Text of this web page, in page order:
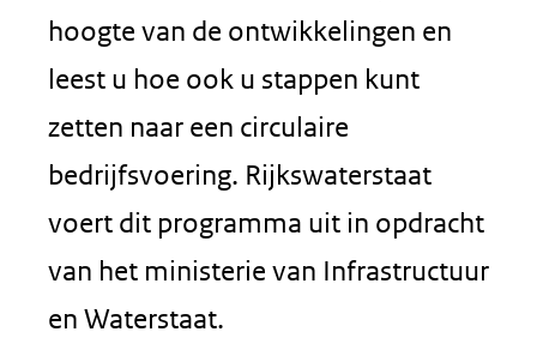
hoogte van de ontwikkelingen en
leest u hoe ook u stappen kunt
zetten naar een circulaire
bedrijfsvoering. Rijkswaterstaat
voert dit programma uit in opdracht
van het ministerie van Infrastructuur
en Waterstaat.